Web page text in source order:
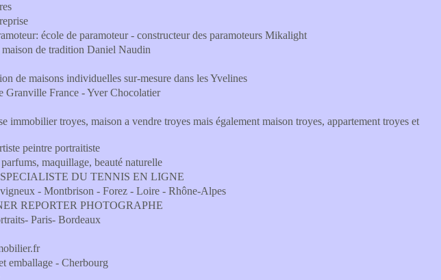
école de paramoteur - constructeur des paramoteurs Mikalight
de tradition Daniel Naudin
de maisons individuelles sur-mesure dans les Yvelines
Granville France - Yver Chocolatier
troyes, maison a vendre troyes mais également maison troyes, appartement troyes et
peintre portraitiste
maquillage, beauté naturelle
SPECIALISTE DU TENNIS EN LIGNE
- Montbrison - Forez - Loire - Rhône-Alpes
REPORTER PHOTOGRAPHE
Paris- Bordeaux
emballage - Cherbourg